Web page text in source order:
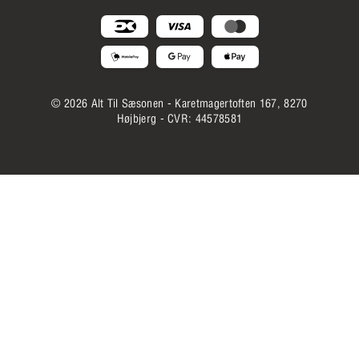
© 2026 Alt Til Sæsonen - Karetmagertoften 167, 8270
Højbjerg - CVR: 44578581